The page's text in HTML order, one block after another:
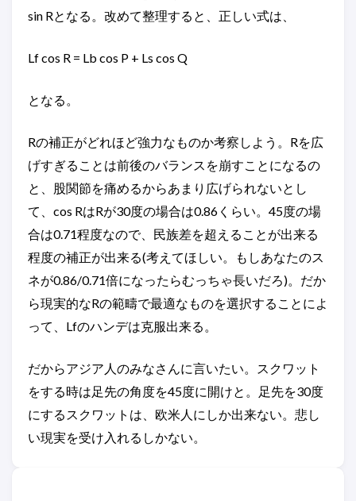
sin Rとなる。改めて整理すると、正しい式は、
Lf cos R = Lb cos P + Ls cos Q
となる。
Rの補正がどれほど強力なものか考察しよう。Rを広
げすぎることは前後のバランスを崩すことになるの
と、股関節を痛めるからあまり広げられないとし
て、cos RはRが30度の場合は0.86くらい。45度の場
合は0.71程度なので、民族差を超えることが出来る
程度の補正が出来る(考えてほしい。もしあなたのス
ネが0.86/0.71倍になったらむっちゃ長いだろ)。だか
ら現実的なRの範疇で最適なものを選択することによ
って、Lfのハンデは克服出来る。
だからアジア人のみなさんに言いたい。スクワット
をする時は足先の角度を45度に開けと。足先を30度
にするスクワットは、欧米人にしか出来ない。悲し
い現実を受け入れるしかない。